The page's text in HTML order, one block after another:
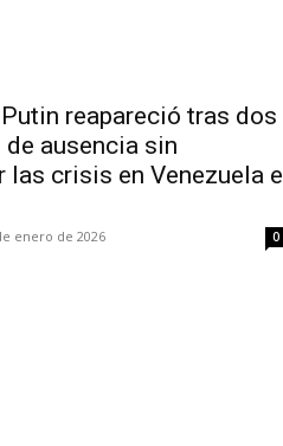
reapareció tras dos
de ausencia sin
las crisis en Venezuela e
enero de 2026 0